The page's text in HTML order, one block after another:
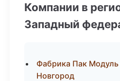
Компании в
Западный
Фабрика Пак
Новгород